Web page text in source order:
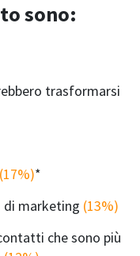
sono:
trasformarsi
(17%)*
di marketing (13%)
che sono più